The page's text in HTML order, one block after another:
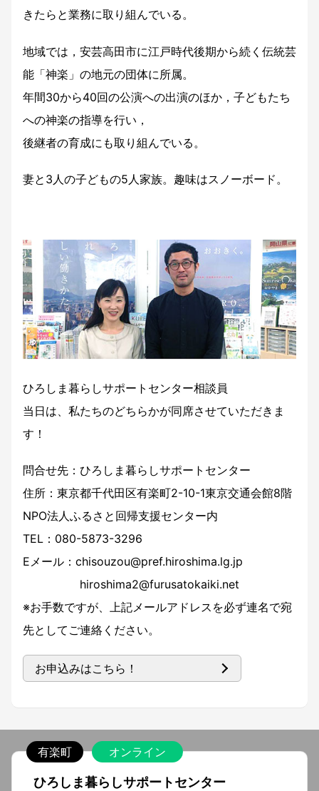
きたらと業務に取り組んでいる。
地域では，安芸高田市に江戸時代後期から続く伝統芸
能「神楽」の地元の団体に所属。
年間30から40回の公演への出演のほか，子どもたち
への神楽の指導を行い，
後継者の育成にも取り組んでいる。
妻と3人の子どもの5人家族。趣味はスノーボード。
ひろしま暮らしサポートセンター相談員
当日は、私たちのどちらかが同席させていただきま
す！
問合せ先：ひろしま暮らしサポートセンター
住所：東京都千代田区有楽町2-10-1東京交通会館8階
NPO法人ふるさと回帰支援センター内
TEL：080-5873-3296
Eメール：chisouzou@pref.hiroshima.lg.jp
hiroshima2@furusatokaiki.net
※お手数ですが、上記メールアドレスを必ず連名で宛
先としてご連絡ください。
お申込みはこちら！
有楽町 オンライン
ひろしま暮らしサポートセンター